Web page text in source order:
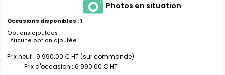
Photos en situation
Occasions disponibles : 1
Options ajoutées :
Aucune option ajoutée
Prix neuf : 9 990.00 € HT (sur commande)
Prix d'occasion : 6 990.00 € HT